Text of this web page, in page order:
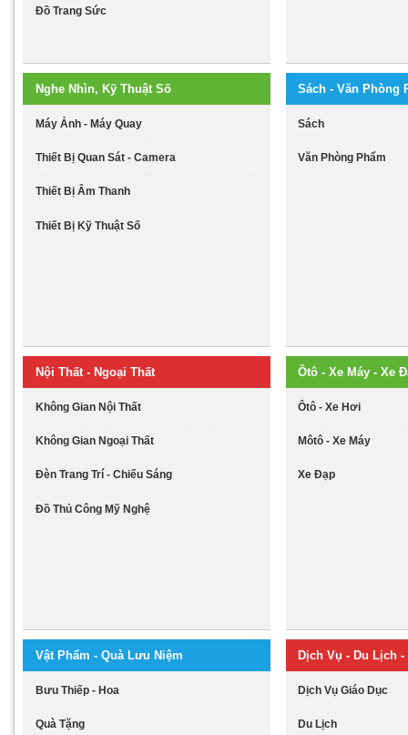
Đồ Trang Sức
Nghe Nhìn, Kỹ Thuật Số
Máy Ảnh - Máy Quay
Thiết Bị Quan Sát - Camera
Thiết Bị Âm Thanh
Thiết Bị Kỹ Thuật Số
Sách - Văn Phòng
Sách
Văn Phòng Phẩm
Nội Thất - Ngoại Thất
Không Gian Nội Thất
Không Gian Ngoại Thất
Đèn Trang Trí - Chiếu Sáng
Đồ Thủ Công Mỹ Nghệ
Ôtô - Xe Máy - Xe
Ôtô - Xe Hơi
Môtô - Xe Máy
Xe Đạp
Vật Phẩm - Quà Lưu Niệm
Bưu Thiếp - Hoa
Quà Tặng
Dịch Vụ - Du Lịch
Dịch Vụ Giáo Dục
Du Lịch